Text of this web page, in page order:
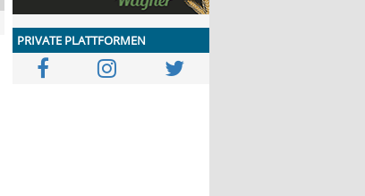
PRIVATE PLATTFORMEN